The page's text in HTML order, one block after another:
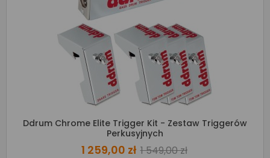
Ddrum Chrome Elite Trigger Kit - Zestaw Triggerów
Perkusyjnych
1 259,00 zł 1 549,00 zł